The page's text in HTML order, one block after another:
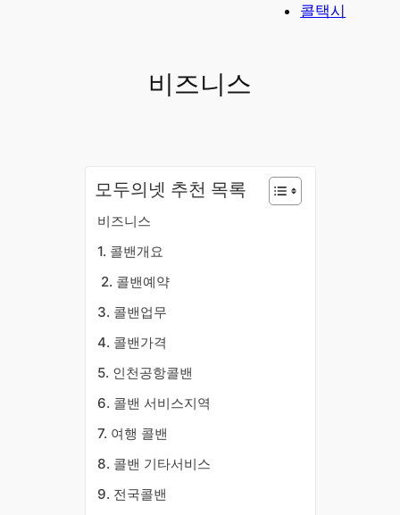
콜택시
비즈니스
모두의넷 추천 목록
비즈니스
​1. 콜밴개요
​2. 콜밴예약
3. 콜밴업무
4. 콜밴가격
5. 인천공항콜밴
6. 콜밴 서비스지역
7. 여행 콜밴
8. 콜밴 기타서비스
9. 전국콜밴